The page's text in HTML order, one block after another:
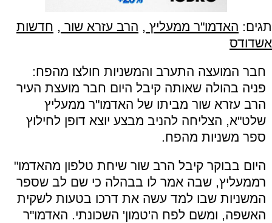
תגים: האדמו"ר ממעליץ , הרב עזרא שור , חדשות
אשדודס
חבר המועצה התערב והמשניות חולצו מהפח:
פניה בהולה שאותה קיבל היום חבר מועצת העיר
הרב עזרא שור מביתו של האדמו"ר ממעליץ
שלט"א, הצליחה להניב מבצע יוצא דופן לחילוץ
ספר משניות מהפח.
היום בבוקר קיבל הרב שור שיחת טלפון מהאדמו"
רממעליץ, שבה אמר לו בבהלה כי שם לב שספר
המשניות שבו למד עשה את דרכו בטעות לשקית
האשפה, ומשם לפח ה'טמון' השכונתי. האדמו"ר